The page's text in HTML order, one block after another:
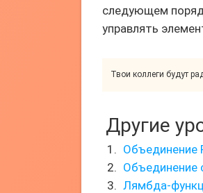
следующем
управлять
Твои коллеги будут
Другие
Объединение
Объединение
Лямбда-